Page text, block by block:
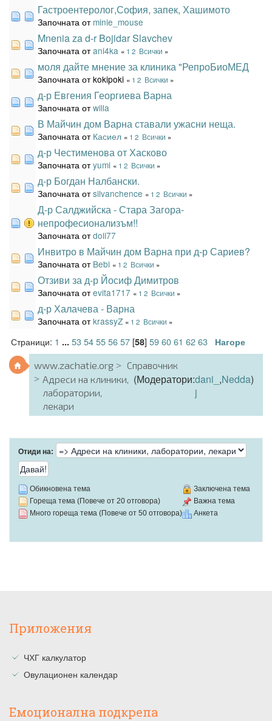
Гастроентеролог,София, запек, Хашимото
Започната от minie_mouse
Mnenia za d-r Bojidar Slavchev
Започната отani4ka « 1 2 Всички »
моля дайте мнение за клиника "РепроБиоМЕД
Започната от kokipoki « 1 2 Всички »
д-р Евгения Георгиева Варна
Започната отwilla
В Майчин дом Варна ставали ужасни неща.
Започната от Касиел « 1 2 Всички »
д-р Честименова от Хасково
Започната отyumi « 1 2 Всички »
д-р Богдан Налбански.
Започната отsilvanchence « 1 2 Всички »
Д-р Салджийска - Стара Загора-
непрофесионализъм!!
Започната отdoli77
Инвитро в Майчин дом Варна при д-р Сариев?
Започната от Bebi « 1 2 Всички »
Отзиви за д-р Йосиф Димитров
Започната отevita1717 « 1 2 Всички »
д-р Халачева - Варна
Започната отkrassyZ « 1 2 Всички »
Страници: 1 ... 5354555657[58] 596061 6263 Нагоре
www.zachatie.org
Справочник
Адреси на клиники,
лаборатории,
лекари
(Модератори:dani_
j
,Nedda)
Отиди на:
Обикновена тема
Гореща тема (Повече от 20 отговора)
Много гореща тема (Повече от 50 отговора)
Заключена тема
Важна тема
Анкета
Приложения
ЧХГ калкулатор
Овулационен календар
Емоционална подкрепа